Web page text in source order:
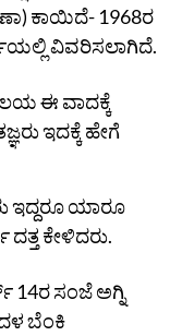
ಕಾಯಿದೆ- 1968ರ
ವಿವರಿಸಲಾಗಿದೆ.
ಈ ವಾದಕ್ಕೆ
ಇದಕ್ಕೆ ಹೇಗೆ
ಇದ್ದರೂ ಯಾರೂ
ಕೇಳಿದರು.
14ರ ಸಂಜೆ ಅಗ್ನಿ
ಬೆಂಕಿ